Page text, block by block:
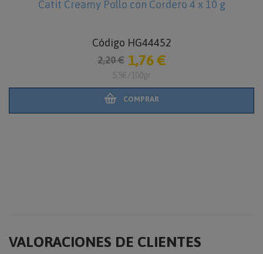
Catit Creamy Pollo con Cordero 4 x 10 g
Código HG44452
2,20 € 1,76 €
5,5€/100gr
COMPRAR
VALORACIONES DE CLIENTES